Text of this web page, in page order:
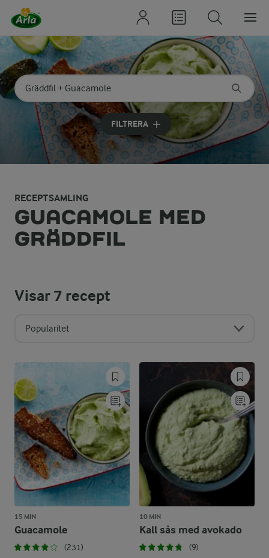
Sök på kategori eller ingrediens
Skriv in sökord för att få förslag
FILTRERA
RECEPTSAMLING
GUACAMOLE MED
GRÄDDFIL
Visar7 recept
Popularitet
15 MIN
Guacamole
(231)
10 MIN
Kall sås med avokado
(9)